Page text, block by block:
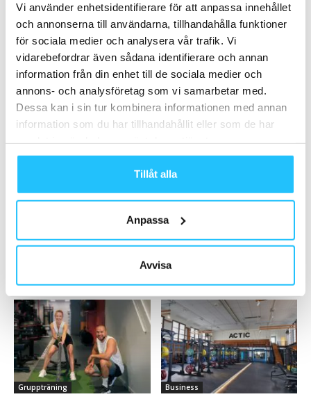
Vi använder enhetsidentifierare för att anpassa innehållet
och annonserna till användarna, tillhandahålla funktioner
för sociala medier och analysera vår trafik. Vi
vidarebefordrar även sådana identifierare och annan
information från din enhet till de sociala medier och
annons- och analysföretag som vi samarbetar med.
Dessa kan i sin tur kombinera informationen med annan
information som du har tillhandahållit eller som de har
Tillåt alla
Anpassa
Avvisa
Walls of Your Facility”
2021-02-23
Ladda fler
HETAST JUST NU
hotellgym utöver det vanliga
Sport
startskott för samarbete
mellan ICANIWILL och Klövern
Gruppträning Business